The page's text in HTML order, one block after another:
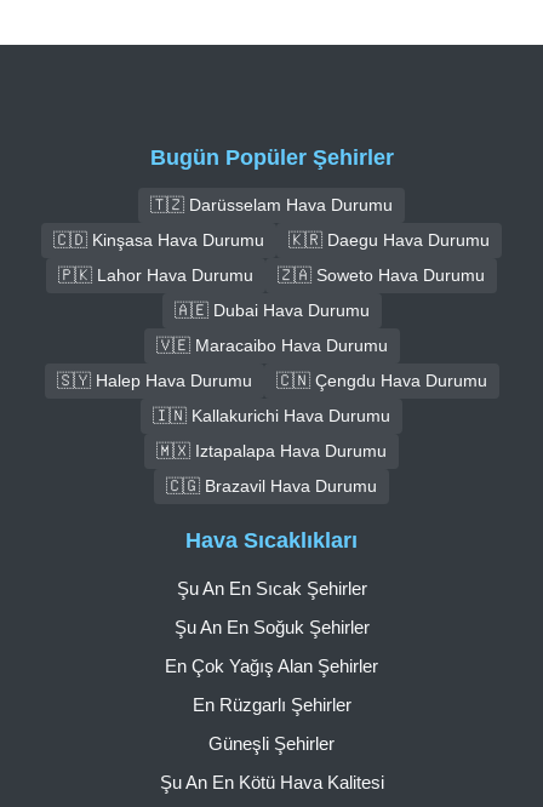
Bugün Popüler Şehirler
🇹🇿 Darüsselam Hava Durumu
🇨🇩 Kinşasa Hava Durumu
🇰🇷 Daegu Hava Durumu
🇵🇰 Lahor Hava Durumu
🇿🇦 Soweto Hava Durumu
🇦🇪 Dubai Hava Durumu
🇻🇪 Maracaibo Hava Durumu
🇸🇾 Halep Hava Durumu
🇨🇳 Çengdu Hava Durumu
🇮🇳 Kallakurichi Hava Durumu
🇲🇽 Iztapalapa Hava Durumu
🇨🇬 Brazavil Hava Durumu
Hava Sıcaklıkları
Şu An En Sıcak Şehirler
Şu An En Soğuk Şehirler
En Çok Yağış Alan Şehirler
En Rüzgarlı Şehirler
Güneşli Şehirler
Şu An En Kötü Hava Kalitesi